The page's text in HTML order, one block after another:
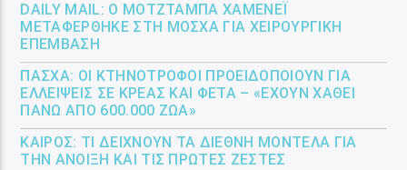
DAILY MAIL: Ο ΜΟΤΖΤΆΜΠΑ ΧΑΜΕΝΕΪ́
ΜΕΤΑΦΈΡΘΗΚΕ ΣΤΗ ΜΌΣΧΑ ΓΙΑ ΧΕΙΡΟΥΡΓΙΚΉ
ΕΠΈΜΒΑΣΗ
ΠΆΣΧΑ: ΟΙ ΚΤΗΝΟΤΡΌΦΟΙ ΠΡΟΕΙΔΟΠΟΙΟΎΝ ΓΙΑ
ΕΛΛΕΊΨΕΙΣ ΣΕ ΚΡΈΑΣ ΚΑΙ ΦΈΤΑ – «ΈΧΟΥΝ ΧΑΘΕΊ
ΠΆΝΩ ΑΠΌ 600.000 ΖΏΑ»
ΚΑΙΡΌΣ: ΤΙ ΔΕΊΧΝΟΥΝ ΤΑ ΔΙΕΘΝΉ ΜΟΝΤΈΛΑ ΓΙΑ
ΤΗΝ ΆΝΟΙΞΗ ΚΑΙ ΤΙΣ ΠΡΏΤΕΣ ΖΈΣΤΕΣ